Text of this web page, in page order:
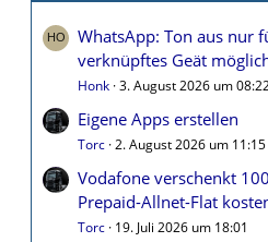
WhatsApp: Ton aus nur
verknüpftes Geät
Honk 3. August 2026 um
Eigene Apps erstellen
Torc 2. August 2026 um 11:15
Vodafone verschenkt
Prepaid-Allnet-Flat
Torc 19. Juli 2026 um 18:01